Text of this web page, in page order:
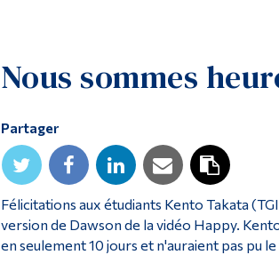
Nous sommes
Partager
Félicitations aux étudiants Kento Takata
version de Dawson de la vidéo Happy.
en seulement 10 jours et n'auraient pas pu